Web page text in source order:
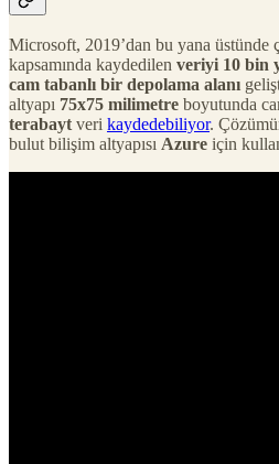
Microsoft, 2019’dan bu yana üstünde
kapsamında kaydedilen veriyi 10 bin
cam tabanlı bir depolama alanı
altyapı 75x75 milimetre boyutunda
terabayt veri kaydedebiliyor.
bulut bilişim altyapısı Azure için